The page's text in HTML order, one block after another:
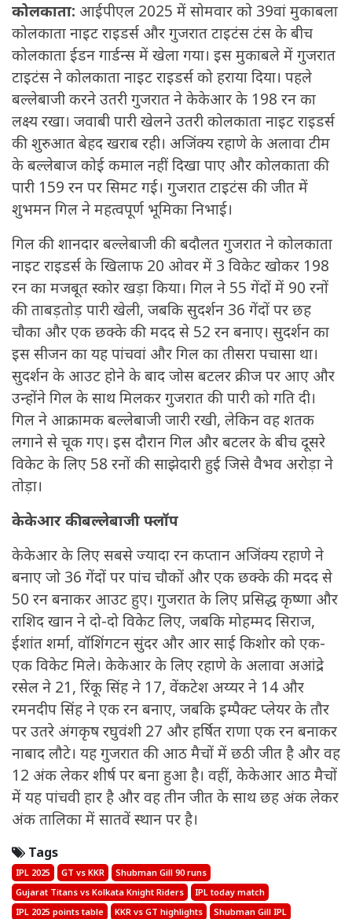
कोलकाता: आईपीएल 2025 में सोमवार को 39वां मुकाबला
कोलकाता नाइट राइडर्स और गुजरात टाइटंस टंस के बीच
कोलकाता ईडन गार्डन्स में खेला गया। इस मुकाबले में गुजरात
टाइटंस ने कोलकाता नाइट राइडर्स को हराया दिया। पहले
बल्लेबाजी करने उतरी गुजरात ने केकेआर के 198 रन का
लक्ष्य रखा। जवाबी पारी खेलने उतरी कोलकाता नाइट राइडर्स
की शुरुआत बेहद खराब रही। अजिंक्य रहाणे के अलावा टीम
के बल्लेबाज कोई कमाल नहीं दिखा पाए और कोलकाता की
पारी 159 रन पर सिमट गई। गुजरात टाइटंस की जीत में
शुभमन गिल ने महत्वपूर्ण भूमिका निभाई।
गिल की शानदार बल्लेबाजी की बदौलत गुजरात ने कोलकाता
नाइट राइडर्स के खिलाफ 20 ओवर में 3 विकेट खोकर 198
रन का मजबूत स्कोर खड़ा किया। गिल ने 55 गेंदों में 90 रनों
की ताबड़तोड़ पारी खेली, जबकि सुदर्शन 36 गेंदों पर छह
चौका और एक छक्के की मदद से 52 रन बनाए। सुदर्शन का
इस सीजन का यह पांचवां और गिल का तीसरा पचासा था।
सुदर्शन के आउट होने के बाद जोस बटलर क्रीज पर आए और
उन्होंने गिल के साथ मिलकर गुजरात की पारी को गति दी।
गिल ने आक्रामक बल्लेबाजी जारी रखी, लेकिन वह शतक
लगाने से चूक गए। इस दौरान गिल और बटलर के बीच दूसरे
विकेट के लिए 58 रनों की साझेदारी हुई जिसे वैभव अरोड़ा ने
तोड़ा।
केकेआर की बल्लेबाजी फ्लॉप
केकेआर के लिए सबसे ज्यादा रन कप्तान अजिंक्य रहाणे ने
बनाए जो 36 गेंदों पर पांच चौकों और एक छक्के की मदद से
50 रन बनाकर आउट हुए। गुजरात के लिए प्रसिद्ध कृष्णा और
राशिद खान ने दो-दो विकेट लिए, जबकि मोहम्मद सिराज,
ईशांत शर्मा, वॉशिंगटन सुंदर और आर साई किशोर को एक-
एक विकेट मिले। केकेआर के लिए रहाणे के अलावा अआंद्रे
रसेल ने 21, रिंकू सिंह ने 17, वेंकटेश अय्यर ने 14 और
रमनदीप सिंह ने एक रन बनाए, जबकि इम्पैक्ट प्लेयर के तौर
पर उतरे अंगकृष रघुवंशी 27 और हर्षित राणा एक रन बनाकर
नाबाद लौटे। यह गुजरात की आठ मैचों में छठी जीत है और वह
12 अंक लेकर शीर्ष पर बना हुआ है। वहीं, केकेआर आठ मैचों
में यह पांचवी हार है और वह तीन जीत के साथ छह अंक लेकर
अंक तालिका में सातवें स्थान पर है।
Tags
IPL 2025 GT vs KKR
Shubman Gill 90 runs
Gujarat Titans vs Kolkata Knight Riders
IPL today match
IPL 2025 points table
KKR vs GT highlights
Shubman Gill IPL